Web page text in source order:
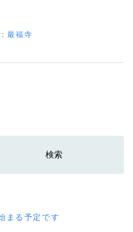
:最福寺
まる予定です